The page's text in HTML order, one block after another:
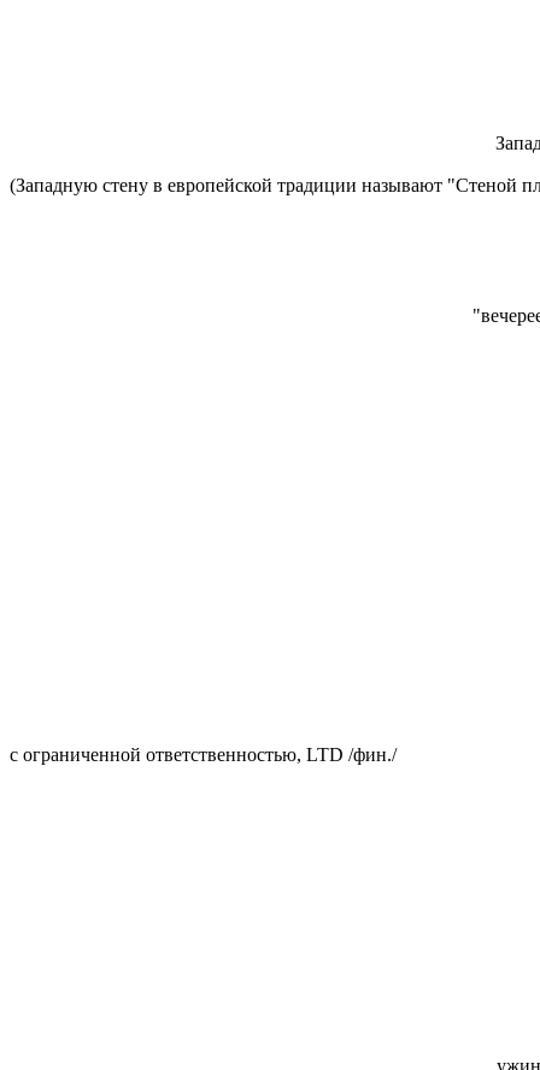
(Западную стену в европейской традиции называют "Стеной
с ограниченной ответственностью, LTD /фин./